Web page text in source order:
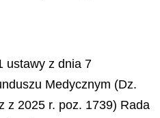
ustawy z dnia 7
Medycznym (Dz.
z 2025 r. poz. 1739) Rada